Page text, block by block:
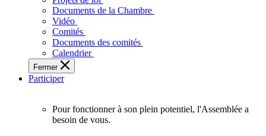
touchent
des
Ontariennes
et
Documents de la Chambre
Vidéo
Comités
Documents des comités
Calendrier
Fermer
Participer
Pour fonctionner à son plein potentiel, l'Assemblée a
besoin de vous.